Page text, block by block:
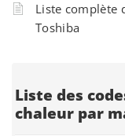
Liste complète
Toshiba
Liste des
chaleur par